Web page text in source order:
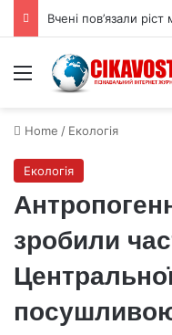
Вчені пов’язали
Menu
Home / Екологія
Екологія
зробили
Центральної